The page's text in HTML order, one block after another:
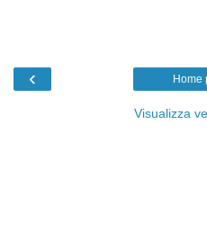
‹ Home
Visualizza